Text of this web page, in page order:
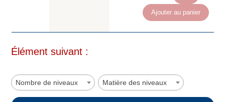
de
Rayonnage
Ajouter au panier
Élément suivant :
Nombre de niveaux Matière des niveaux